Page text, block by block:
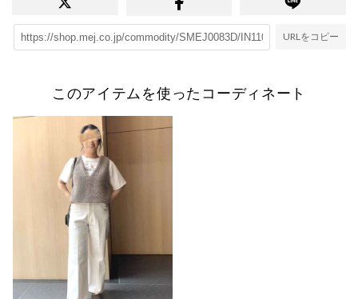
URLをコピー
このアイテムを使ったコーディネート